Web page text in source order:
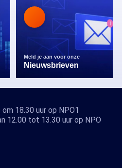
Meld je aan voor onze
Nieuwsbrieven
18.30 uur op NPO1
12.00 tot 13.30 uur op NPO